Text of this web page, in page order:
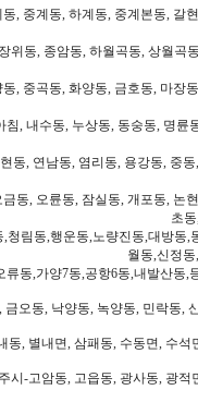
, 중계동, 하계동, 중계본동,
위동, 종암동, 하월곡동, 상월
, 중곡동, 화양동, 금호동, 마
, 내수동, 누상동, 동숭동, 명
동, 연남동, 염리동, 용강동, 중
동, 오륜동, 잠실동, 개포동,
초
청림동,행운동,노량진동,대방
월동,신정
류동,가양7동,공항6동,내발산동,
금오동, 낙양동, 녹양동, 민락동,
동, 별내면, 삼패동, 수동면, 수
시-고암동, 고읍동, 광사동, 광